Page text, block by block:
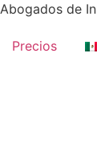
Abogados de
Precios